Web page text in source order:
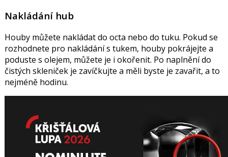
Nakládání hub
Houby můžete nakládat do octa nebo do tuku. Pokud se
rozhodnete pro nakládání s tukem, houby pokrájejte a
poduste s olejem, můžete je i okořenit. Po naplnění do
čistých skleniček je zavíčkujte a měli byste je zavařit, a to
nejméně hodinu.